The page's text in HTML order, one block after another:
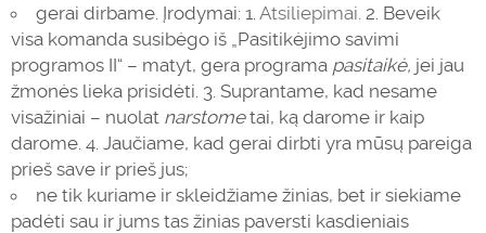
gerai dirbame. Įrodymai: 1. Atsiliepimai. 2. Beveik
visa komanda susibėgo iš „Pasitikėjimo savimi
programos II“ – matyt, gera programa pasitaikė, jei jau
žmonės lieka prisidėti. 3. Suprantame, kad nesame
visažiniai – nuolat narstometai, ką darome ir kaip
darome. 4. Jaučiame, kad gerai dirbti yra mūsų pareiga
prieš save ir prieš jus;
ne tik kuriame ir skleidžiame žinias, bet ir siekiame
padėti sau ir jums tas žinias paversti kasdieniais